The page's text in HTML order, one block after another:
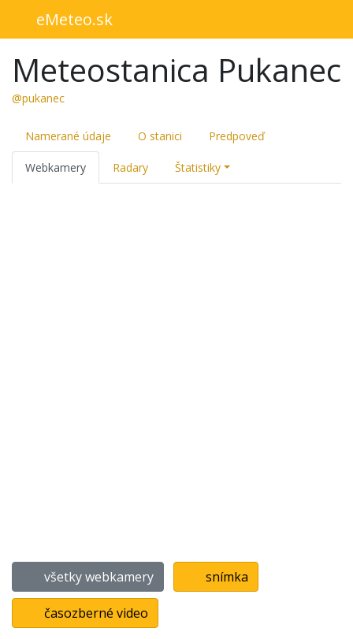
eMeteo.sk
Meteostanica Pukanec
@pukanec
Namerané údaje O stanici Predpoveď
Webkamery Radary Štatistiky
všetky webkamery snímka
časozberné video